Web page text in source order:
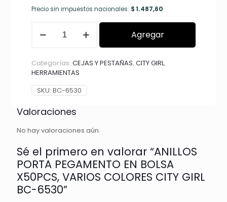
Precio sin impuestos nacionales: $1.487,60
PORTA
BOLSA
X50PCS,
VARIOS
COLORES
GIRL
6530
Agregar
Categorías:CEJAS Y PESTAÑAS,CITY GIRL,
HERRAMIENTAS
SKU:BC-6530
Valoraciones
No hay valoraciones aún.
Sé el primero en valorar “ANILLOS
PORTA PEGAMENTO EN BOLSA
X50PCS, VARIOS COLORES CITY GIRL
BC-6530”